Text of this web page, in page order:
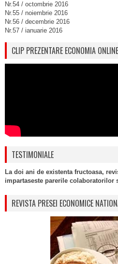
Nr.54 / octombrie 2016
Nr.55 / noiembrie 2016
Nr.56 / decembrie 2016
Nr.57 / ianuarie 2016
CLIP PREZENTARE ECONOMIA ONLINE
TESTIMONIALE
La doi ani de existenta fructoasa,
impartaseste parerile colaboratorilor
REVISTA PRESEI ECONOMICE